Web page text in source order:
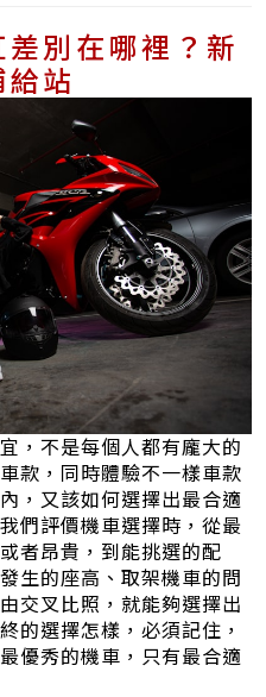
別在哪裡？新
站
，不是每個人都有龐大的
款，同時體驗不一樣車款
，又該如何選擇出最合適
們評價機車選擇時，從最
者昂貴，到能挑選的配
生的座高、取架機車的問
交叉比照，就能夠選擇出
的選擇怎樣，必須記住，
優秀的機車，只有最合適